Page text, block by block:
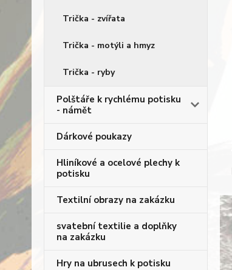
Trička - zvířata
Trička - motýli a hmyz
Trička - ryby
Polštáře k rychlému potisku
- námět
Dárkové poukazy
Hliníkové a ocelové plechy k
potisku
Textilní obrazy na zakázku
svatební textilie a doplňky
na zakázku
Hry na ubrusech k potisku